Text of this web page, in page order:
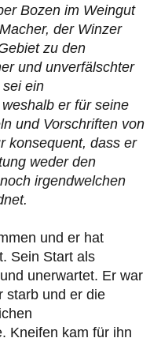
Bozen im Weingut
der Winzer
zu den
und unverfälschter
ein
er für seine
und Vorschriften von
konsequent, dass er
weder den
irgendwelchen
und er hat
Sein Start als
unerwartet. Er war
starb und er die
Kneifen kam für ihn